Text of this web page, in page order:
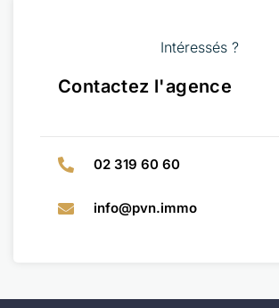
Intéressés ?
Contactez l'agence
02 319 60 60
info@pvn.immo